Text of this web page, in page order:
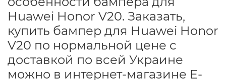
Huawei Honor V20. Заказать,
купить бампер для Huawei Honor
V20 по нормальной цене с
доставкой по всей Украине
можно в интернет-магазине Е-